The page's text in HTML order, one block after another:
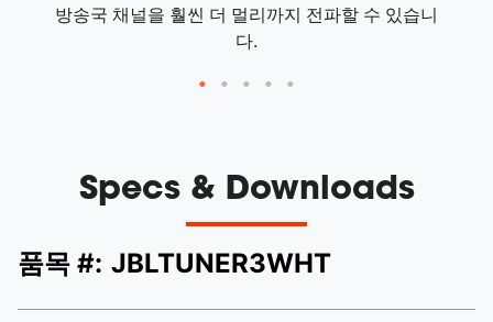
방송국 채널을 훨씬 더 멀리까지 전파할 수 있습니
다.
Specs & Downloads
품목 #: JBLTUNER3WHT